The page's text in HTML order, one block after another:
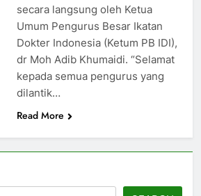
secara langsung oleh Ketua
Umum Pengurus Besar Ikatan
Dokter Indonesia (Ketum PB IDI),
dr Moh Adib Khumaidi. “Selamat
kepada semua pengurus yang
dilantik…
Read More